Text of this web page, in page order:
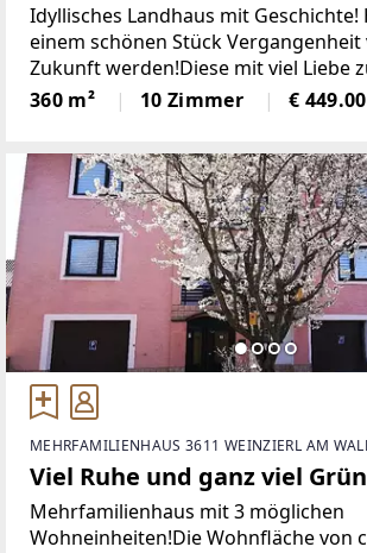
Idyllisches Landhaus mit Geschichte!
einem schönen Stück
Zukunft werden!Diese mit viel Liebe
zu den historischen Werten gepflegte
mit ihren hohen Räumen und den
360 m² 10 Zimmer €
MEHRFAMILIENHAUS 3611 WEINZIERL AM
Viel Ruhe und ganz viel
Mehrfamilienhaus mit 3 möglichen
Wohneinheiten!Die Wohnfläche von